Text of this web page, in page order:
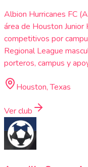
Albion Hurricanes FC
área de Houston Junior
competitivos por
Regional League
porteros, campus y
Houston, Texas
Ver club